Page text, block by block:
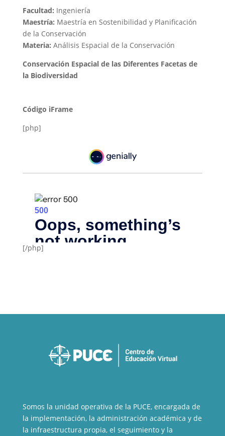
Facultad: Ingeniería
Maestría: Maestría en Sostenibilidad y Planificación
de la Conservación
Materia: Análisis Espacial de la Conservación
Conservación Espacial de las Diferentes Facetas de
la Biodiversidad
Código iFrame
[php]
[/php]
Somos la unidad operativa de la PUCE, encargada de
la implementación, la administración académica y de
la infraestructura propia, el seguimiento y la